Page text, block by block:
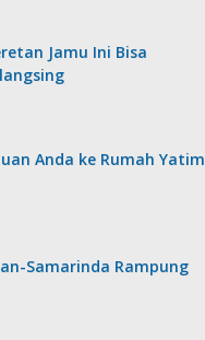
Jamu Ini Bisa
Anda ke Rumah Yatim
Samarinda Rampung